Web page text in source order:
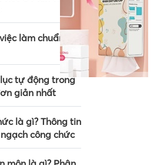
làm chuẩn
tự động trong
giản nhất
là gì? Thông tin
công chức